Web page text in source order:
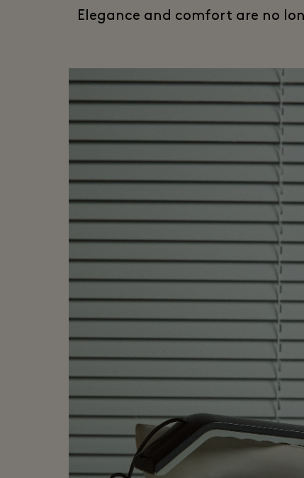
Elegance and comfort are no